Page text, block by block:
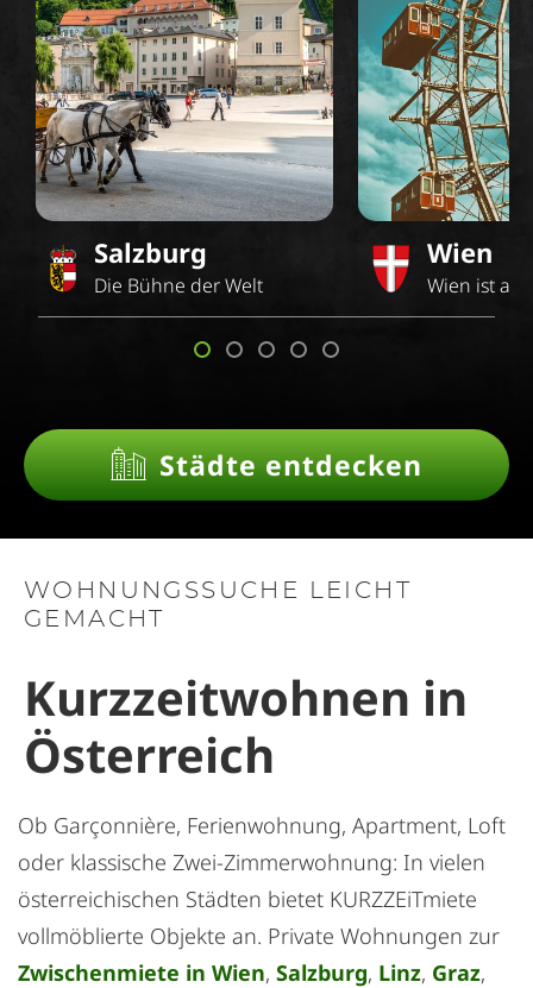
Salzburg
Die Bühne der Welt
Wien
Wien ist
Städte entdecken
WOHNUNGSSUCHE LEICHT
GEMACHT
Kurzzeitwohnen in
Österreich
Ob Garçonnière, Ferienwohnung, Apartment, Loft
oder klassische Zwei-Zimmerwohnung: In vielen
österreichischen Städten bietet KURZZEiTmiete
vollmöblierte Objekte an. Private Wohnungen zur
Zwischenmiete in Wien, Salzburg, Linz, Graz,